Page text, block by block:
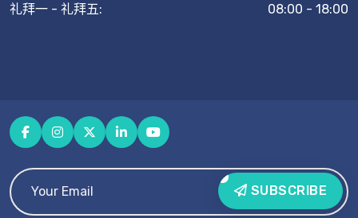
礼拜一 - 礼拜五: 08:00 - 18:00
SUBSCRIBE